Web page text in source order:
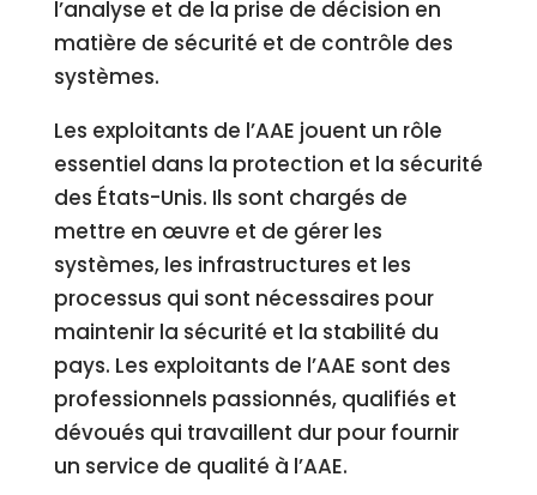
l’analyse et de la prise de décision en
matière de sécurité et de contrôle des
systèmes.
Les exploitants de l’AAE jouent un rôle
essentiel dans la protection et la sécurité
des États-Unis. Ils sont chargés de
mettre en œuvre et de gérer les
systèmes, les infrastructures et les
processus qui sont nécessaires pour
maintenir la sécurité et la stabilité du
pays. Les exploitants de l’AAE sont des
professionnels passionnés, qualifiés et
dévoués qui travaillent dur pour fournir
un service de qualité à l’AAE.